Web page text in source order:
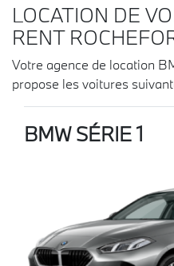
LOCATION DE
RENT
Votre agence de location
propose les voitures
BMW SÉRIE 1